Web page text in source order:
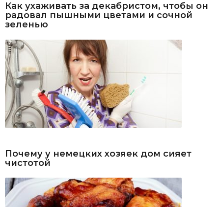
Как ухаживать за декабристом, чтобы он
радовал пышными цветами и сочной
зеленью
Почему у немецких хозяек дом сияет
чистотой